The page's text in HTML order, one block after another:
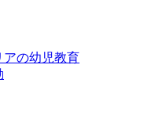
アの幼児教育